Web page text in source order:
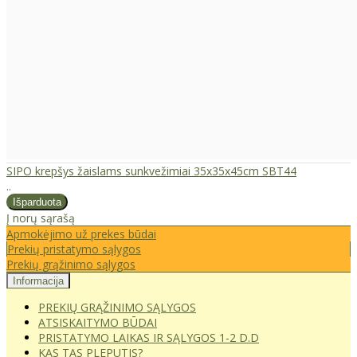
SIPO krepšys žaislams sunkvežimiai 35x35x45cm SBT44
..
Į norų sąrašą
Apmokėjimo už prekes būdai
Prekių pristatymo sąlygos
Prekių grąžinimo sąlygos
Informacija
PREKIŲ GRĄŽINIMO SĄLYGOS
ATSISKAITYMO BŪDAI
PRISTATYMO LAIKAS IR SĄLYGOS 1-2 D.D
KAS TAS PLEPUTIS?